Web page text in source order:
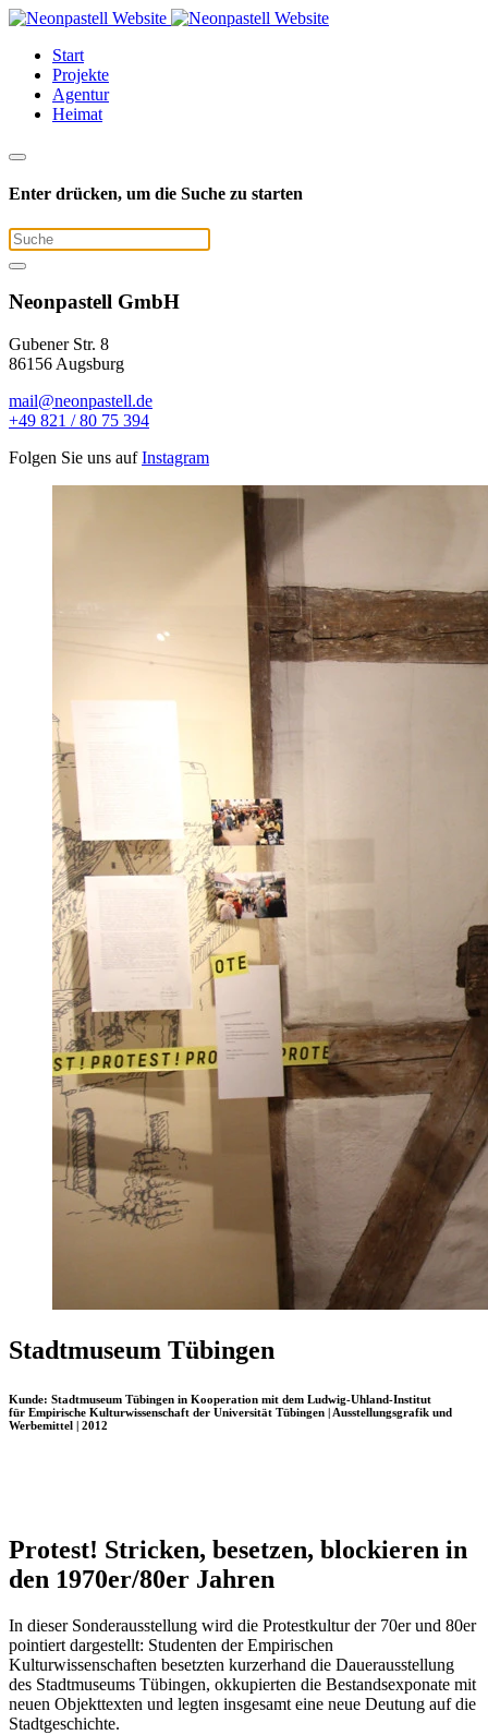
Start
Projekte
Agentur
Heimat
Enter drücken, um die Suche zu starten
Neonpastell GmbH
Gubener Str. 8
86156 Augsburg
mail@neonpastell.de
+49 821 / 80 75 394
Folgen Sie uns aufInstagram
Stadtmuseum Tübingen
Kunde: Stadtmuseum Tübingen in Kooperation mit dem Ludwig-Uhland-­Institut
für Empirische Kulturwissenschaft der Universität Tübingen | Ausstellungsgrafik und
Werbemittel | 2012
Protest! Stricken, besetzen, blockieren in
den 1970er/80er Jahren
In dieser Sonderausstellung wird die Protestkultur der 70er und 80er
pointiert dargestellt: Studenten der Empirischen
Kulturwissenschaften besetzten kurzerhand die Dauerausstellung
des Stadtmuseums Tübingen, okkupierten die Bestandsexponate mit
neuen Objekttexten und legten insgesamt eine neue Deutung auf die
Stadtgeschichte.